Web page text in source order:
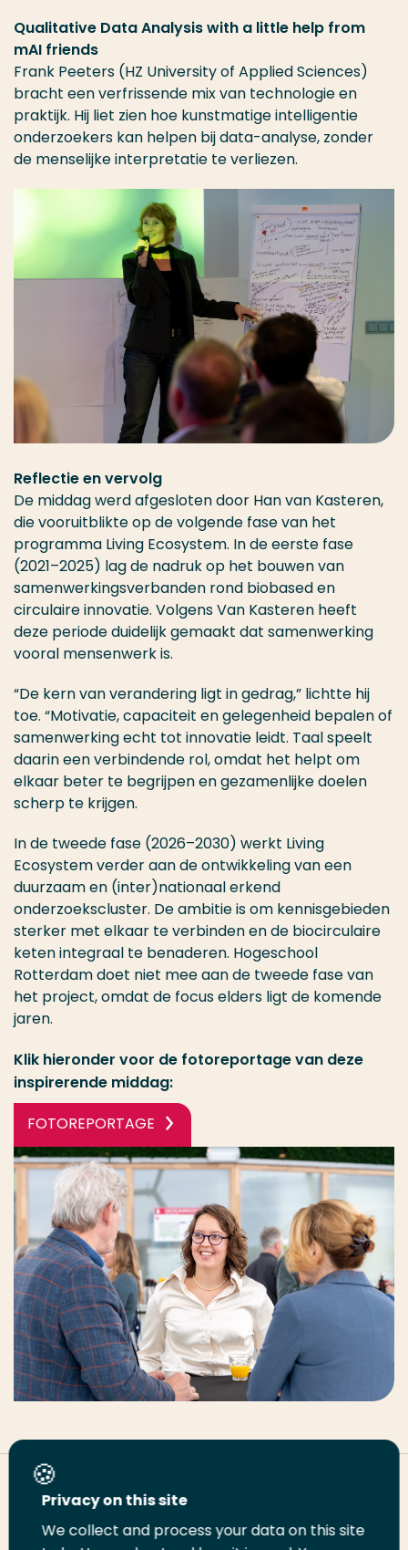
Qualitative Data Analysis with a little help from
mAI friends
Frank Peeters (HZ University of Applied Sciences)
bracht een verfrissende mix van technologie en
praktijk. Hij liet zien hoe kunstmatige intelligentie
onderzoekers kan helpen bij data-analyse, zonder
de menselijke interpretatie te verliezen.
Reflectie en vervolg
De middag werd afgesloten door Han van Kasteren,
die vooruitblikte op de volgende fase van het
programma Living Ecosystem. In de eerste fase
(2021–2025) lag de nadruk op het bouwen van
samenwerkingsverbanden rond biobased en
circulaire innovatie. Volgens Van Kasteren heeft
deze periode duidelijk gemaakt dat samenwerking
vooral mensenwerk is.
“De kern van verandering ligt in gedrag,” lichtte hij
toe. “Motivatie, capaciteit en gelegenheid bepalen of
samenwerking echt tot innovatie leidt. Taal speelt
daarin een verbindende rol, omdat het helpt om
elkaar beter te begrijpen en gezamenlijke doelen
scherp te krijgen.
In de tweede fase (2026–2030) werkt Living
Ecosystem verder aan de ontwikkeling van een
duurzaam en (inter)nationaal erkend
onderzoekscluster. De ambitie is om kennisgebieden
sterker met elkaar te verbinden en de biocirculaire
keten integraal te benaderen. Hogeschool
Rotterdam doet niet mee aan de tweede fase van
het project, omdat de focus elders ligt de komende
jaren.
Klik hieronder voor de fotoreportage van deze
inspirerende middag:
FOTOREPORTAGE
Deel deze pagina
Privacy on this site
We collect and process your data on this site